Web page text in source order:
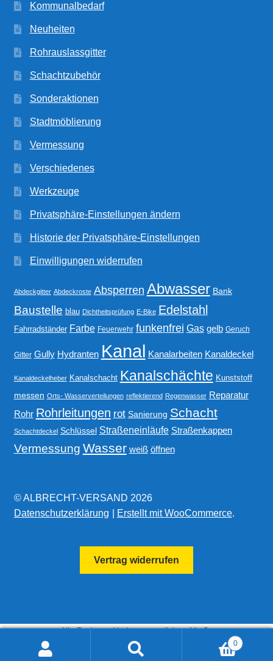
Kommunalbedarf
Neuheiten
Rohrauslassgitter
Schachtzubehör
Sonderaktionen
Stadtmöblierung
Vermessung
Verschiedenes
Werkzeuge
Privatsphäre-Einstellungen ändern
Historie der Privatsphäre-Einstellungen
Einwilligungen widerrufen
Abdeckgitter Abdeckroste Absperren Abwasser Bank
Baustelle blau Dichtheitsprüfung E-Bike Edelstahl
Fahrradständer Farbe Feuerwehr funkenfrei Gas gelb Geruch
Gitter Gully Hydranten Kanal Kanalarbeiten Kanaldeckel
Kanaldeckelheber Kanalschacht Kanalschächte Kunststoff
messen Orts- Wasserverteilungen reflektierend Regenwasser Reparatur
Rohr Rohrleitungen rot Sanierung Schacht
Schachtdeckel Schlüssel Straßeneinläufe Straßenkappen
Vermessung Wasser weiß öffnen
© ALBRECHT-VERSAND 2026
Datenschutzerklärung
Erstellt mit WooCommerce.
Vertrag widerrufen
Suchen
0
Alle Preise exkl. der gesetzlichen MwSt.